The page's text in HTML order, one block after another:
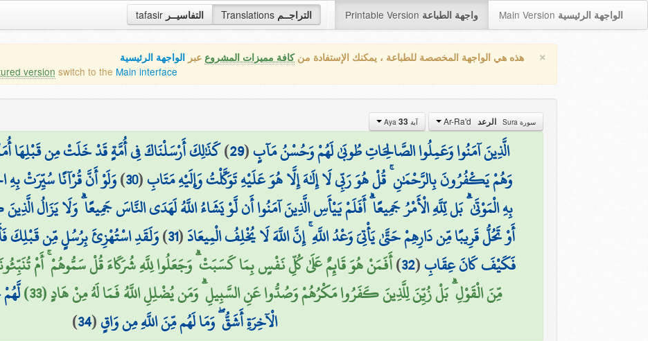
tafasir التفاسيــر Translations التراجــم Printable Version واجهة الطباعة Main Version الواجهة الرئيسية
× هذه هي الواجهة المخصصة للطباعة ، يمكنك الإستفادة منكافة مميزات المشروع عبر الواجهة الرئيسية
version switch to the Main interface
سورة Sura الرعد آية Aya 33
الَّذِينَ آمَنُوا وَعَمِلُوا الصَّالِحَاتِ طُوبَىٰ لَهُمْ وَحُسْنُ مَآبٍ(
29
)كَذَٰلِكَ أَرْسَلْنَاكَ فِي أُمَّةٍ قَدْ خَلَتْ مِن قَبْلِهَا
وَهُمْ يَكْفُرُونَ بِالرَّحْمَٰنِ ۚ قُلْ هُوَ رَبِّي لَا إِلَٰهَ إِلَّا هُوَ عَلَيْهِ تَوَكَّلْتُ وَإِلَيْهِ مَتَابِ(
30
)وَلَوْ أَنَّ قُرْآنًا سُيِّرَتْ
بِهِ الْمَوْتَىٰ ۗ بَل لِّلَّهِ الْأَمْرُ جَمِيعًا ۗ أَفَلَمْ يَيْأَسِ الَّذِينَ آمَنُوا أَن لَّوْ يَشَاءُ اللَّهُ لَهَدَى النَّاسَ جَمِيعًا ۗ وَلَا يَزَالُ
أَوْ تَحُلُّ قَرِيبًا مِّن دَارِهِمْ حَتَّىٰ يَأْتِيَ وَعْدُ اللَّهِ ۚ إِنَّ اللَّهَ لَا يُخْلِفُ الْمِيعَادَ(
31
)وَلَقَدِ اسْتُهْزِئَ بِرُسُلٍ مِّن قَبْلِكَ
فَكَيْفَ كَانَ عِقَابِ(
32
)أَفَمَنْ هُوَ قَائِمٌ عَلَىٰ كُلِّ نَفْسٍ بِمَا كَسَبَتْ ۗ وَجَعَلُوا لِلَّهِ شُرَكَاءَ قُلْ سَمُّوهُمْ ۚ أَمْ
مِّنَ الْقَوْلِ ۗ بَلْ زُيِّنَ لِلَّذِينَ كَفَرُوا مَكْرُهُمْ وَصُدُّوا عَنِ السَّبِيلِ ۗ وَمَن يُضْلِلِ اللَّهُ فَمَا لَهُ مِنْ هَادٍ (33)
الْآخِرَةِ أَشَقُّ ۖ وَمَا لَهُم مِّنَ اللَّهِ مِن وَاقٍ(
34
)